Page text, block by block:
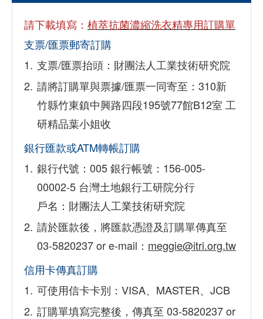
請下載填寫： 植萃抗菌濃縮洗衣精專用訂購單
支票/匯票郵寄訂購
支票/匯票抬頭：財團法人工業技術研究院
請將訂購單與票據/匯票一同寄至：310新
竹縣竹東鎮中興路四段195號77館B12室 工
研精品葉小姐收
銀行匯款或ATM轉帳訂購
銀行代號：005 銀行帳號：156-005-
00002-5 台灣土地銀行工研院分行
戶名：財團法人工業技術研究院
請於匯款後，將匯款憑證及訂購單傳真至
03-5820237 or e-mail： meggie@itri.org.tw
信用卡傳真訂購
可使用信卡卡別：VISA、MASTER、JCB
訂購單填寫完整後，傳真至 03-5820237 or